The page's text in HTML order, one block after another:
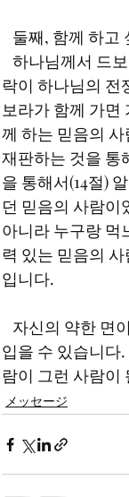
둘째, 함께
락이 하나님의 전
보라가 함께 가면
께 하는 믿음의
재판하는 것을 통
을 통해서(14절)
던 믿음의 사람이
아니라 누구랑 먹
력 있는 믿음의
입니다.
입을 수 있습니다
람이 그런 사람이
メッセージ